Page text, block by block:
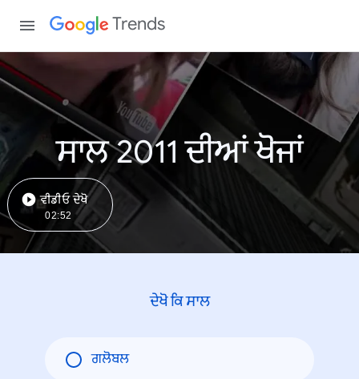
Trends
ਸਾਲ 2011 ਦੀਆਂ ਖੋਜਾਂ
ਵੀਡੀਓ ਦੇਖੋ
02:52
ਦੇਖੋ ਕਿ ਸਾਲ
ਗਲੋਬਲ